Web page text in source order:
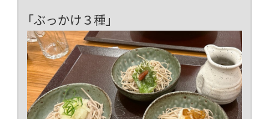
「ぶっかけ３種」